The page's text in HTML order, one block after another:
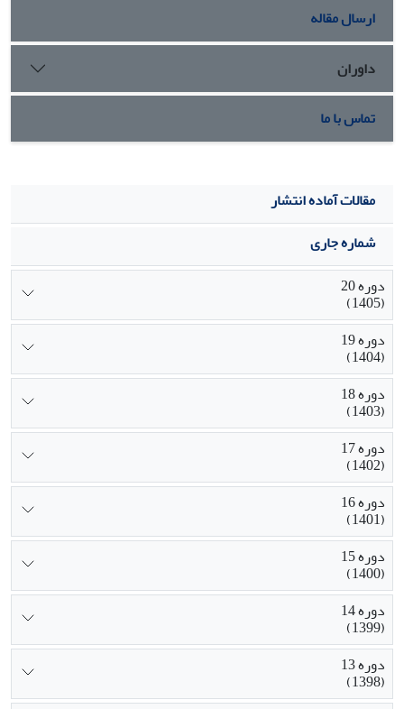
ارسال مقاله
داوران
تماس با ما
مقالات آماده انتشار
شماره جاری
دوره 20
(1405)
دوره 19
(1404)
دوره 18
(1403)
دوره 17
(1402)
دوره 16
(1401)
دوره 15
(1400)
دوره 14
(1399)
دوره 13
(1398)